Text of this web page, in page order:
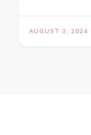
AUGUST 3, 2024